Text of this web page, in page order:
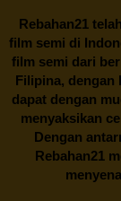
Rebahan21
film semi di
film semi dari
Filipina, dengan
dapat dengan
menyaksikan
Dengan
Rebahan21